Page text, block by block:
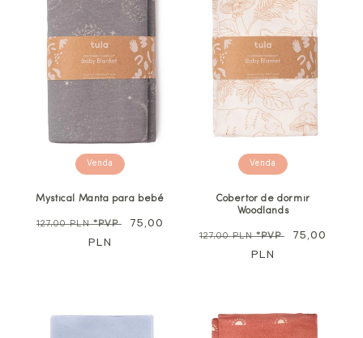
Venda
Mystical Manta para bebé
Preço
127,00 PLN*PVP
Preço
75,00
PLN
Venda
Cobertor de dormir
Woodlands
Preço
127,00 PLN*PVP
Preço
75,00
PLN